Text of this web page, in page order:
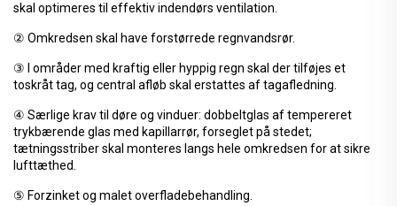
skal optimeres til effektiv indendørs ventilation.
② Omkredsen skal have forstørrede regnvandsrør.
③ I områder med kraftig eller hyppig regn skal der tilføjes et
toskråt tag, og central afløb skal erstattes af tagafledning.
④ Særlige krav til døre og vinduer: dobbeltglas af tempereret
trykbærende glas med kapillarrør, forseglet på stedet;
tætningsstriber skal monteres langs hele omkredsen for at sikre
lufttæthed.
⑤ Forzinket og malet overfladebehandling.